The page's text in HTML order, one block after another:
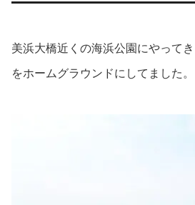
美浜大橋近くの海浜公園にやって
をホームグラウンドにしてました。